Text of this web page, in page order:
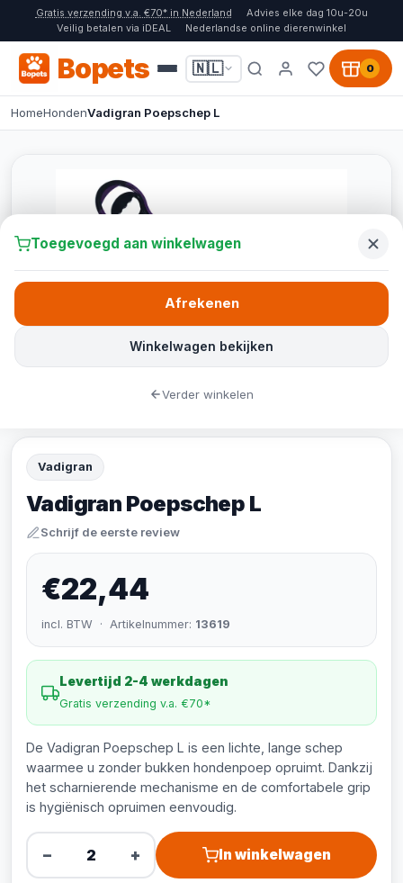
Gratis verzending v.a. €70* in Nederland
Advies elke dag 10u-20u
Veilig betalen via iDEAL
Nederlandse online dierenwinkel
Bopets 🇳🇱 0
HomeHondenVadigran Poepschep L
Vadigran
Vadigran Poepschep L
Schrijf de eerste review
€22,44
incl. BTW · Artikelnummer: 13619
Levertijd 2-4 werkdagen
Gratis verzending v.a. €70*
De Vadigran Poepschep L is een lichte, lange schep
waarmee u zonder bukken hondenpoep opruimt. Dankzij
het scharnierende mechanisme en de comfortabele grip
is hygiënisch opruimen eenvoudig.
− + In winkelwagen
Toegevoegd aan winkelwagen
Winkelwagen bekijken
Afrekenen
Verder winkelen